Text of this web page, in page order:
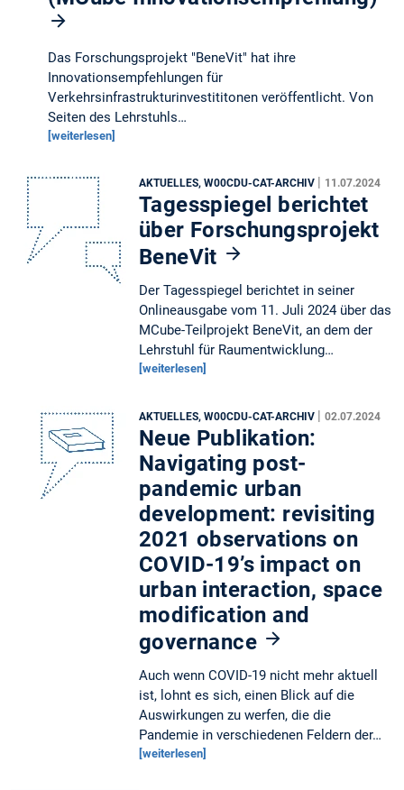
Das Forschungsprojekt "BeneVit" hat ihre
Innovationsempfehlungen für
Verkehrsinfrastrukturinvestititonen veröffentlicht. Von
Seiten des Lehrstuhls…
[weiterlesen]
AKTUELLES, W00CDU-CAT-ARCHIV 11.07.2024
Tagesspiegel berichtet
über Forschungsprojekt
BeneVit
Der Tagesspiegel berichtet in seiner
Onlineausgabe vom 11. Juli 2024 über das
MCube-Teilprojekt BeneVit, an dem der
Lehrstuhl für Raumentwicklung…
[weiterlesen]
AKTUELLES, W00CDU-CAT-ARCHIV | 02.07.2024
Neue Publikation:
Navigating post-
pandemic urban
development: revisiting
2021 observations on
COVID-19’s impact on
urban interaction, space
modification and
governance
Auch wenn COVID-19 nicht mehr aktuell
ist, lohnt es sich, einen Blick auf die
Auswirkungen zu werfen, die die
Pandemie in verschiedenen Feldern der…
[weiterlesen]